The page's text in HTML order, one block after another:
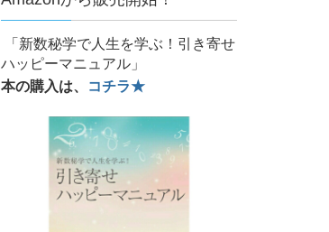
「新数秘学で人生を学ぶ！引き寄せ
ハッピーマニュアル」
本の購入は、
コチラ★